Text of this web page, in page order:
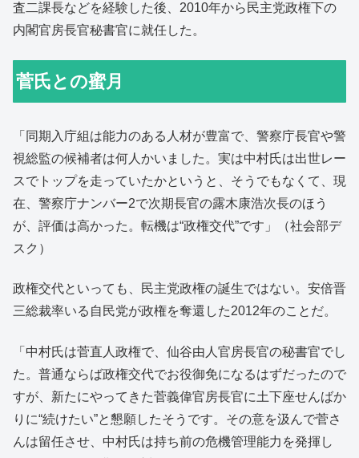
査二課長などを経験した後、2010年から民主党政権下の
内閣官房長官秘書官に就任した。
菅氏との蜜月
「同期入庁組は能力のある人材が豊富で、警察庁長官や警
視総監の候補者は何人かいました。実は中村氏は出世レー
スでトップを走っていたかというと、そうでもなくて、現
在、警察庁ナンバー2で次期長官の露木康浩次長のほう
が、評価は高かった。転機は“政権交代”です」（社会部デ
スク）
政権交代といっても、民主党政権の誕生ではない。安倍晋
三総裁率いる自民党が政権を奪還した2012年のことだ。
「中村氏は菅直人政権で、仙谷由人官房長官の秘書官でし
た。普通ならば政権交代でお役御免になるはずだったので
すが、新たにやってきた菅義偉官房長官に土下座せんばか
りに“続けたい”と懇願したそうです。その意を汲んで菅さ
んは留任させ、中村氏は持ち前の危機管理能力を発揮し